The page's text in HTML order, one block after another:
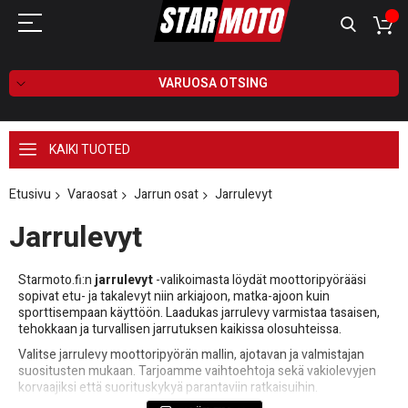
VARUOSA OTSING
KAIKI TUOTED
Etusivu Varaosat Jarrun osat Jarrulevyt
Jarrulevyt
Starmoto.fi:n jarrulevyt-valikoimasta löydät moottoripyörääsi
sopivat etu- ja takalevyt niin arkiajoon, matka-ajoon kuin
sporttisempaan käyttöön. Laadukas jarrulevy varmistaa tasaisen,
tehokkaan ja turvallisen jarrutuksen kaikissa olosuhteissa.
Valitse jarrulevy moottoripyörän mallin, ajotavan ja valmistajan
suositusten mukaan. Tarjoamme vaihtoehtoja sekä vakiolevyjen
korvaajiksi että suorituskykyä parantaviin ratkaisuihin.